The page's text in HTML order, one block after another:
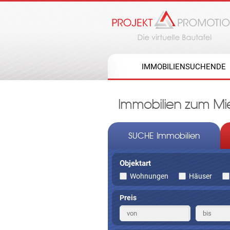
IMMOBILIENSUCHENDE
Immobilien zum
SUCHE Immobilien
Objektart
Wohnungen Häuser
Preis